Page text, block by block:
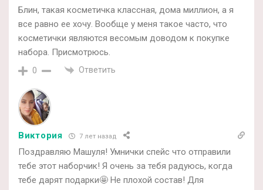
Блин, такая косметичка классная, дома миллион, а я
все равно ее хочу. Вообще у меня такое часто, что
косметички являются весомым доводом к покупке
набора. Присмотрюсь.
0 Ответить
Виктория 7 лет назад
Поздравляю Машуля! Умнички спейс что отправили
тебе этот наборчик! Я очень за тебя радуюсь, когда
тебе дарят подарки🤩 Не плохой состав! Для